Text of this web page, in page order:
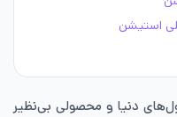
استیشن
دنیا و محصولی بی‌نظیر